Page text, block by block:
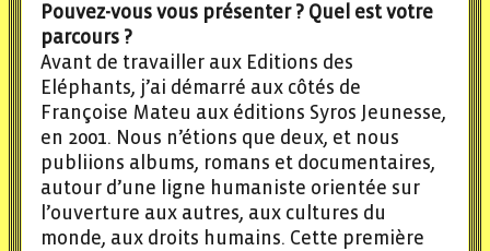
Pouvez-vous vous présenter ? Quel est votre
parcours ?
Avant de travailler aux Editions des
Eléphants, j’ai démarré aux côtés de
Françoise Mateu aux éditions Syros Jeunesse,
en 2001. Nous n’étions que deux, et nous
publiions albums, romans et documentaires,
autour d’une ligne humaniste orientée sur
l’ouverture aux autres, aux cultures du
monde, aux droits humains. Cette première